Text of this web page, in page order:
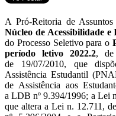
A Pró-Reitoria de
Núcleo de Acessibilidade
do Processo Seletivo para o
período letivo 2022.2, de
de 19/07/2010, que
Assistência Estudantil
de Assistência aos
a LDB nº 9.394/1996; a Lei
que altera a Lei n. 12.711,